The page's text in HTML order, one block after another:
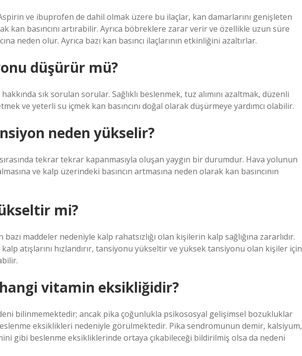
ve ibuprofen de dahil olmak üzere bu ilaçlar, kan damarlarını genişleten
kan basıncını artırabilir. Ayrıca böbreklere zarar verir ve özellikle uzun süre
neden olur. Ayrıca bazı kan basıncı ilaçlarının etkinliğini azaltırlar.
düşürür mü?
sık sorulan sorular. Sağlıklı beslenmek, tuz alımını azaltmak, düzenli
ve yeterli su içmek kan basıncını doğal olarak düşürmeye yardımcı olabilir.
neden yükselir?
tekrar tekrar kapanmasıyla oluşan yaygın bir durumdur. Hava yolunun
ve kalp üzerindeki basıncın artmasına neden olarak kan basıncının
mi?
maddeler nedeniyle kalp rahatsızlığı olan kişilerin kalp sağlığına zararlıdır.
atışlarını hızlandırır, tansiyonu yükseltir ve yüksek tansiyonu olan kişiler için
vitamin eksikliğidir?
bilinmemektedir; ancak pika çoğunlukla psikososyal gelişimsel bozukluklar
eksiklikleri nedeniyle görülmektedir. Pika sendromunun demir, kalsiyum,
gibi beslenme eksikliklerinde ortaya çıkabileceği bildirilmiş olsa da nedeni